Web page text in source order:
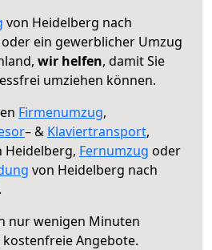
von Heidelberg nach
ein gewerblicher Umzug
wir helfen, damit Sie
umziehen können.
Firmenumzug,
– & Klaviertransport,
Heidelberg, Fernumzug oder
von Heidelberg nach
nur wenigen Minuten
Angebote.